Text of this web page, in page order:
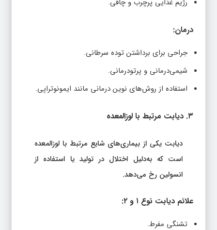
درمان:
جراحی برای برداشتن توده سرطانی.
شیمی‌درمانی و پرتودرمانی.
استفاده از روش‌های نوین درمانی مانند ایمونوتراپی.
۳. دیابت مرتبط با لوزالمعده
دیابت یکی از بیماری‌های شایع مرتبط با لوزالمعده
است که به‌دلیل اختلال در تولید یا استفاده از
انسولین رخ می‌دهد.
علائم دیابت نوع ۱ و ۲:
تشنگی مفرط.